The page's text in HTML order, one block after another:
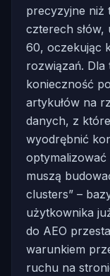
precyzyjne niż
czterech
60, oczekując
rozwiązań.
konieczność
artykułów na
danych, z
wyodrębnić
muszą
clusters” –
użytkownika
do AEO
warunkiem
ruchu na